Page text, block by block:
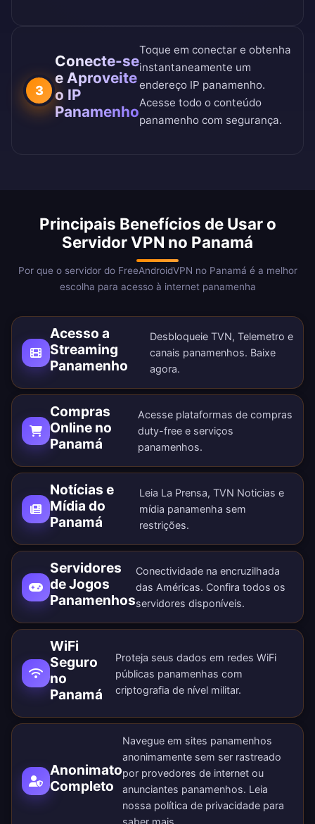
3
Conecte-se
e Aproveite
o IP
Panamenho
Toque em conectar e obtenha
instantaneamente um
endereço IP panamenho.
Acesse todo o conteúdo
panamenho com segurança.
Principais Benefícios de Usar o
Servidor VPN no Panamá
Por que o servidor do FreeAndroidVPN no Panamá é a melhor
escolha para acesso à internet panamenha
Acesso a
Streaming
Panamenho
Desbloqueie TVN, Telemetro e
canais panamenhos. Baixe
agora.
Compras
Online no
Panamá
Acesse plataformas de compras
duty-free e serviços
panamenhos.
Notícias e
Mídia do
Panamá
Leia La Prensa, TVN Noticias e
mídia panamenha sem
restrições.
Servidores
de Jogos
Panamenhos
Conectividade na encruzilhada
das Américas. Confira todos os
servidores disponíveis.
WiFi
Seguro
no
Panamá
Proteja seus dados em redes WiFi
públicas panamenhas com
criptografia de nível militar.
Anonimato
Completo
Navegue em sites panamenhos
anonimamente sem ser rastreado
por provedores de internet ou
anunciantes panamenhos. Leia
nossa política de privacidade para